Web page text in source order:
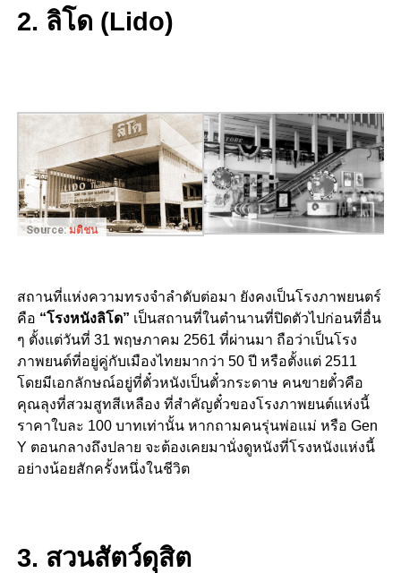
2. ลิโด (Lido)
Source:มติชน
สถานที่แห่งความทรงจำลำดับต่อมา ยังคงเป็นโรงภาพยนตร์
คือ “โรงหนังลิโด” เป็นสถานที่ในตำนานที่ปิดตัวไปก่อนที่อื่น
ๆ ตั้งแต่วันที่ 31 พฤษภาคม 2561 ที่ผ่านมา ถือว่าเป็นโรง
ภาพยนต์ที่อยู่คู่กับเมืองไทยมากว่า 50 ปี หรือตั้งแต่ 2511
โดยมีเอกลักษณ์อยู่ที่ตั๋วหนังเป็นตั๋วกระดาษ คนขายตั๋วคือ
คุณลุงที่สวมสูทสีเหลือง ที่สำคัญตั๋วของโรงภาพยนต์แห่งนี้
ราคาใบละ 100 บาทเท่านั้น หากถามคนรุ่นพ่อแม่ หรือ Gen
Y ตอนกลางถึงปลาย จะต้องเคยมานั่งดูหนังที่โรงหนังแห่งนี้
อย่างน้อยสักครั้งหนึ่งในชีวิต
3. สวนสัตว์ดุสิต